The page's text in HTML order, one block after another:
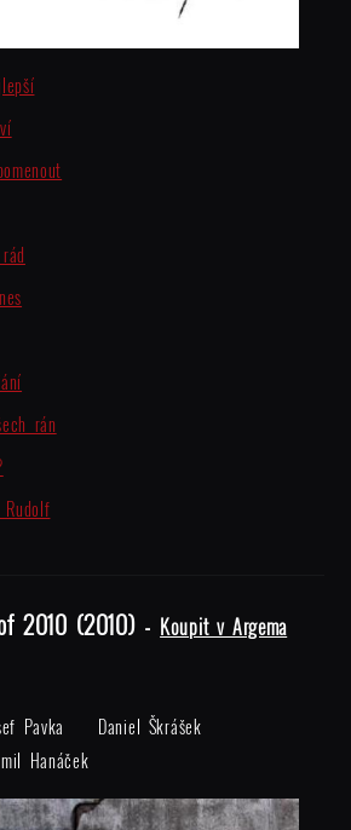
rán
2010 (2010) - Koupit v Argema
Pavka
Daniel Škrášek
Hanáček